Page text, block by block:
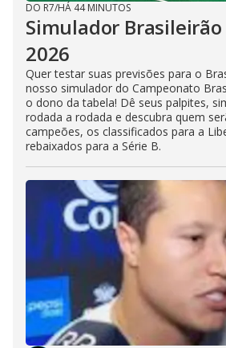
DO R7/HÁ 44 MINUTOS
Simulador Brasileirão
2026
Quer testar suas previsões para o
nosso simulador do Campeonato
o dono da tabela! Dê seus palpites,
rodada a rodada e descubra quem
campeões, os classificados para a
rebaixados para a Série B.